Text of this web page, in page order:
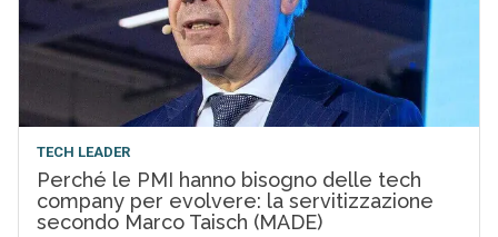
TECH LEADER
Perché le PMI hanno bisogno delle tech
company per evolvere: la servitizzazione
secondo Marco Taisch (MADE)